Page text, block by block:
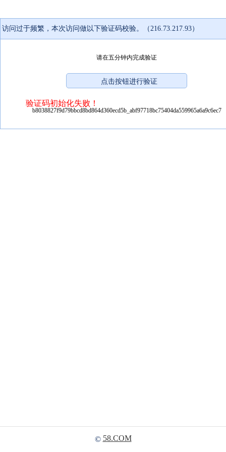
访问过于频繁，本次访问做以下验证码校验。（216.73.217.93）
请在五分钟内完成验证
验证码初始化失败！
b8038827f9d79bbcd8bd864d360ecd5b_abf97718bc75404da559965a6a9c6ec7
© 58.COM